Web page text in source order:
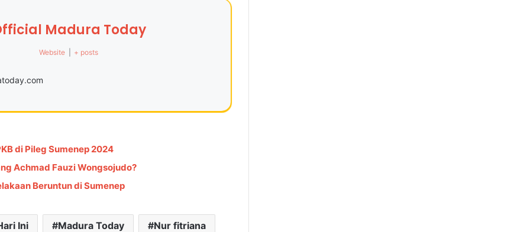
Madura Today
Website + posts
di Pileg Sumenep 2024
Achmad Fauzi Wongsojudo?
Beruntun di Sumenep
Ini Madura Today Nur fitriana